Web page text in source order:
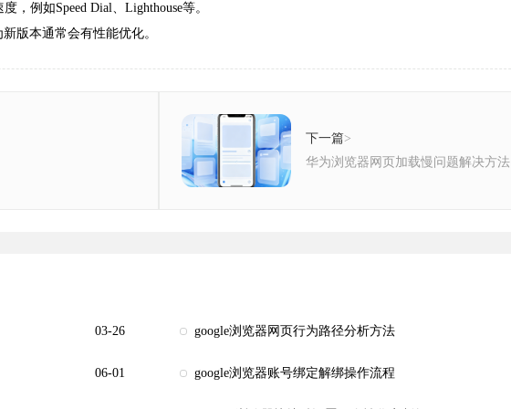
例如Speed Dial、Lighthouse等。
版本通常会有性能优化。
下一篇>
华为浏览器网页加载慢问题解决方法
03-26 google浏览器网页行为路径分析方法
06-01 google浏览器账号绑定解绑操作流程